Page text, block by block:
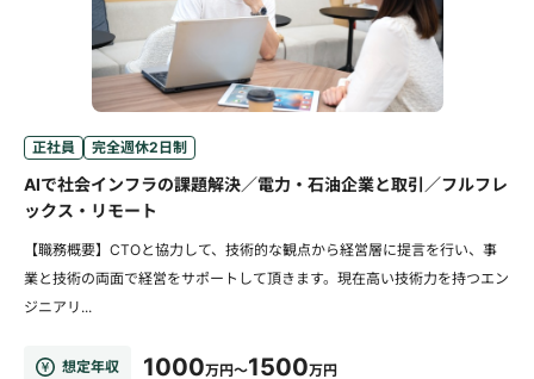
正社員 完全週休2日制
AIで社会インフラの課題解決／電力・石油企業と取引／フルフレ
ックス・リモート
【職務概要】CTOと協力して、技術的な観点から経営層に提言を行い、事
業と技術の両面で経営をサポートして頂きます。現在高い技術力を持つエン
ジニアリ...
想定年収 1000万円～1500万円